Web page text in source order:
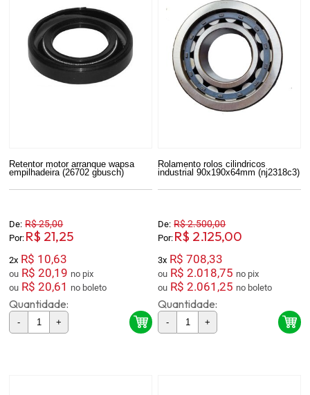
Retentor motor arranque wapsa
empilhadeira (26702 gbusch)
De: R$ 25,00
Por: R$ 21,25
2x R$ 10,63
ou R$ 20,19
no pix
ou R$ 20,61 no boleto
Quantidade:
- +
Rolamento rolos cilindricos
industrial 90x190x64mm (nj2318c3)
De: R$ 2.500,00
Por: R$ 2.125,00
3x R$ 708,33
ou R$ 2.018,75
no pix
ou R$ 2.061,25 no boleto
Quantidade:
- +